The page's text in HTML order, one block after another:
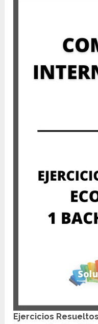
Ejercicios